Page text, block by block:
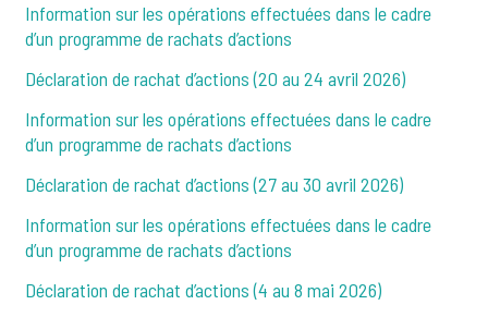
Information sur les opérations effectuées dans le cadre
d’un programme de rachats d’actions
Déclaration de rachat d’actions (20 au 24 avril 2026)
Information sur les opérations effectuées dans le cadre
d’un programme de rachats d’actions
Déclaration de rachat d’actions (27 au 30 avril 2026)
Information sur les opérations effectuées dans le cadre
d’un programme de rachats d’actions
Déclaration de rachat d’actions (4 au 8 mai 2026)